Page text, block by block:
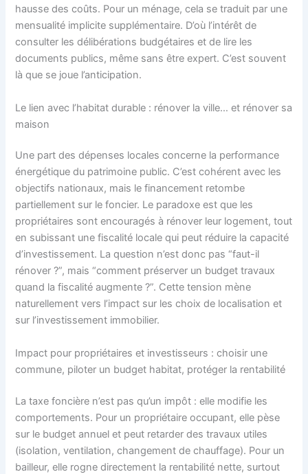
hausse des coûts. Pour un ménage, cela se traduit par une
mensualité implicite supplémentaire. D’où l’intérêt de
consulter les délibérations budgétaires et de lire les
documents publics, même sans être expert. C’est souvent
là que se joue l’anticipation.
Le lien avec l’habitat durable : rénover la ville… et rénover sa
maison
Une part des dépenses locales concerne la performance
énergétique du patrimoine public. C’est cohérent avec les
objectifs nationaux, mais le financement retombe
partiellement sur le foncier. Le paradoxe est que les
propriétaires sont encouragés à rénover leur logement, tout
en subissant une fiscalité locale qui peut réduire la capacité
d’investissement. La question n’est donc pas “faut-il
rénover ?”, mais “comment préserver un budget travaux
quand la fiscalité augmente ?”. Cette tension mène
naturellement vers l’impact sur les choix de localisation et
sur l’investissement immobilier.
Impact pour propriétaires et investisseurs : choisir une
commune, piloter un budget habitat, protéger la rentabilité
La taxe foncière n’est pas qu’un impôt : elle modifie les
comportements. Pour un propriétaire occupant, elle pèse
sur le budget annuel et peut retarder des travaux utiles
(isolation, ventilation, changement de chauffage). Pour un
bailleur, elle rogne directement la rentabilité nette, surtout